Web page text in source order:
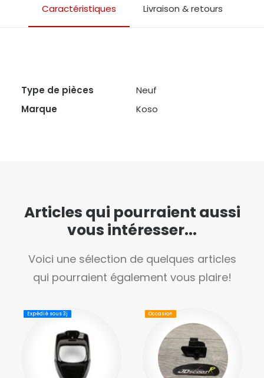
Caractéristiques Livraison & retours
Type de pièces
Neuf
Marque
Koso
Articles qui pourraient aussi
vous intéresser...
Voici une sélection de quelques articles
qui pourraient également vous plaire!
Expédié sous 3j Occasion